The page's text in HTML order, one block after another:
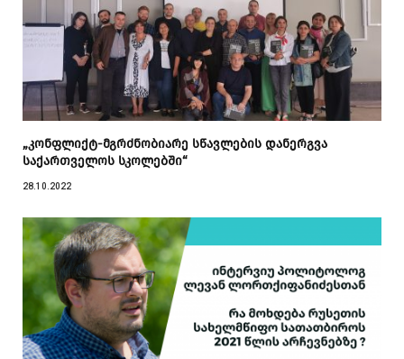
„კონფლიქტ-მგრძნობიარე სწავლების დანერგვა
საქართველოს სკოლებში“
28.10.2022